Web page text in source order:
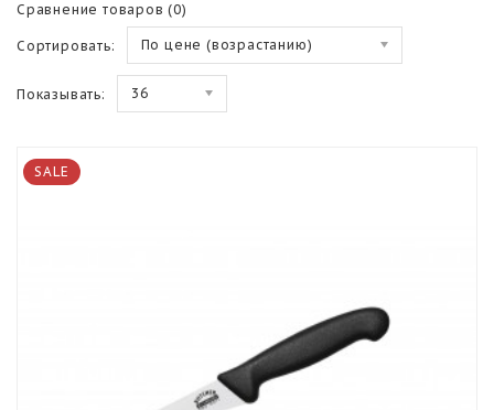
Сравнение товаров (0)
Сортировать: По цене (возрастанию)
Показывать: 36
SALE